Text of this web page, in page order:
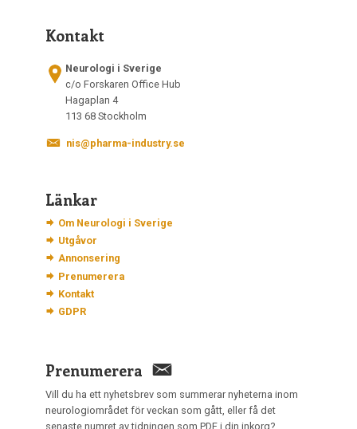
Kontakt
Neurologi i Sverige
c/o Forskaren Office Hub
Hagaplan 4
113 68 Stockholm
nis@pharma-industry.se
Länkar
Om Neurologi i Sverige
Utgåvor
Annonsering
Prenumerera
Kontakt
GDPR
Prenumerera
Vill du ha ett nyhetsbrev som summerar nyheterna inom
neurologiområdet för veckan som gått, eller få det
senaste numret av tidningen som PDF i din inkorg?